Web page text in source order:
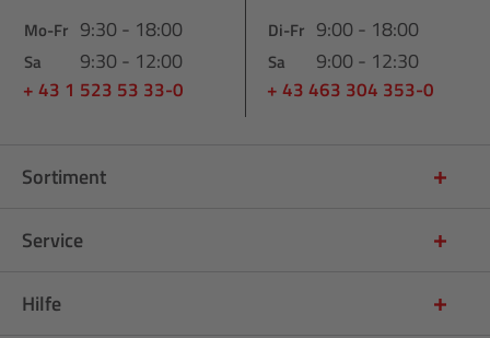
Mo-Fr 9:30 - 18:00
Sa 9:30 - 12:00
+ 43 1 523 53 33-0
Di-Fr 9:00 - 18:00
Sa 9:00 - 12:30
+ 43 463 304 353-0
Sortiment
Service
Hilfe